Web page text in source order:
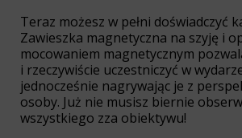
Teraz możesz w pełni doświadczyć
Zawieszka magnetyczna na szyję i
mocowaniem magnetycznym
i rzeczywiście uczestniczyć w
jednocześnie nagrywając je z
osoby. Już nie musisz biernie
wszystkiego zza obiektywu!